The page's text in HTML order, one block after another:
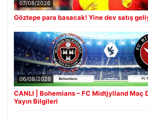
07/08/2026
Göztepe para basacak! Yine dev satış
06/08/2026
CANLI | Bohemians – FC Midtjylland Maç
Yayın Bilgileri